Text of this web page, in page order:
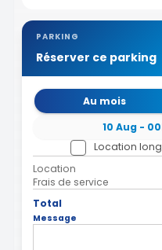
PARKING
Réserver ce parking
Au mois
10 Aug -
Location
Location
Frais de service
Total
Message